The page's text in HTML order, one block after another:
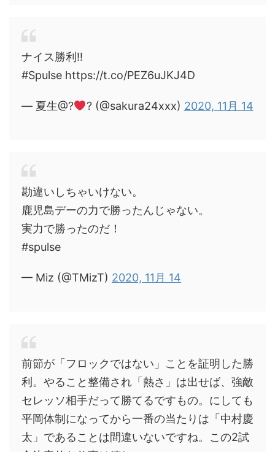
ナイス勝利!!
#Spulse https://t.co/PEZ6uJKJ4D
— 夏生@? ? (@sakura24xxx) 2020, 11月 14
勘違いしちゃいけない。
鹿児島デーの力で勝ったんじゃない。
実力で勝ったのだ！
#spulse
— Miz (@TMizT) 2020, 11月 14
前節が「フロックではない」ことを証明した勝
利。やること整備され「熱さ」は出せば、強敵
セレッソ相手だって勝てるですもの。にしても
平岡体制になってから一番の当たりは「中村慶
太」であることは間違いないですね。この2試